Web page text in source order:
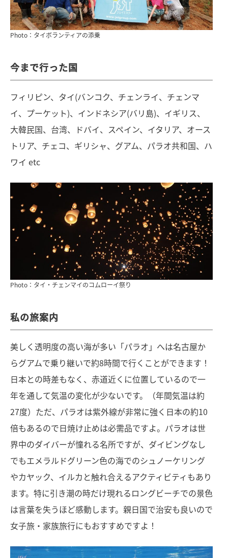
Photo：タイボランティアの添乗
今まで行った国
フィリピン、タイ(バンコク、チェンライ、チェンマ
イ、プーケット)、インドネシア(バリ島)、イギリス、
大韓民国、台湾、ドバイ、スペイン、イタリア、オース
トリア、チェコ、ギリシャ、グアム、パラオ共和国、ハ
ワイ etc
Photo：タイ・チェンマイのコムローイ祭り
私の旅案内
美しく透明度の高い海が多い「パラオ」へは名古屋か
らグアムで乗り継いで約8時間で行くことができます！
日本との時差もなく、赤道近くに位置しているので一
年を通して気温の変化が少ないです。（年間気温は約
27度）ただ、パラオは紫外線が非常に強く日本の約10
倍もあるので日焼け止めは必需品ですよ。パラオは世
界中のダイバーが憧れる名所ですが、ダイビングなし
でもエメラルドグリーン色の海でのシュノーケリング
やカヤック、イルカと触れ合えるアクティビティもあり
ます。特に引き潮の時だけ現れるロングビーチでの景色
は言葉を失うほど感動します。親日国で治安も良いので
女子旅・家族旅行にもおすすめですよ！